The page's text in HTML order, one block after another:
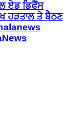
ਏਡ ਡਿਫੈਂਸ
ਹੜਤਾਲ ਤੇ ਬੈਠਣ